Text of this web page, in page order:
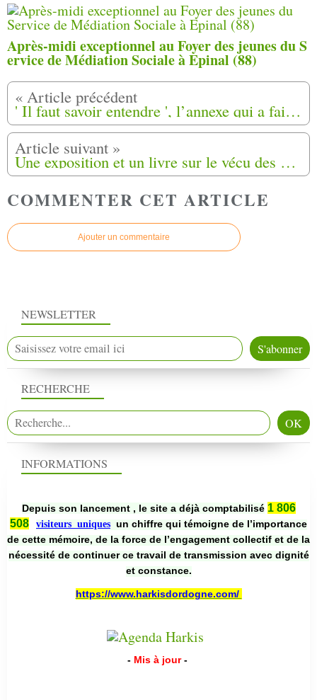
Après-midi exceptionnel au Foyer des jeunes du S
ervice de Médiation Sociale à Epinal (88)
' Il faut savoir entendre ', l’annexe qui a fait bondir les harkis a été modifiée
Une exposition et un livre sur le vécu des Harkis : le fruit d'un travail commun entre les archives départementales et l'agence Ciclic
COMMENTER CET ARTICLE
Ajouter un commentaire
NEWSLETTER
RECHERCHE
INFORMATIONS
Depuis son lancement , le site a déjà comptabilisé 1 806
508
visiteurs uniques un chiffre qui témoigne de l’importance
de cette mémoire, de la force de l’engagement collectif et de la
nécessité de continuer ce travail de transmission avec dignité
et constance.
https://www.harkisdordogne.com/
- Mis à jour -